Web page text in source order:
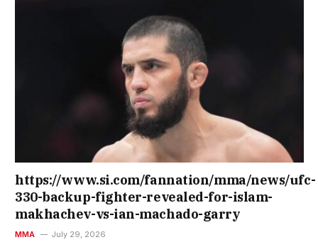
https://www.si.com/fannation/mma/news/ufc-
330-backup-fighter-revealed-for-islam-
makhachev-vs-ian-machado-garry
MMA July 29, 2026